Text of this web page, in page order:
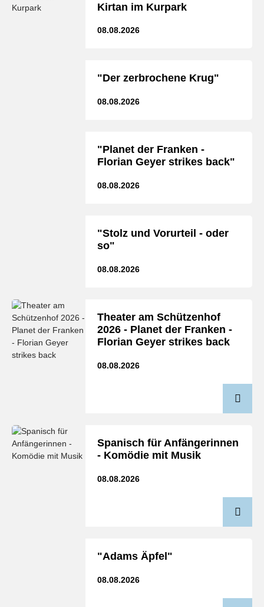
Kirtan im Kurpark
08.08.2026
"Der zerbrochene Krug"
08.08.2026
"Planet der Franken -
Florian Geyer strikes back"
08.08.2026
"Stolz und Vorurteil - oder
so"
08.08.2026
Theater am Schützenhof
2026 - Planet der Franken -
Florian Geyer strikes back
08.08.2026
Spanisch für Anfängerinnen
- Komödie mit Musik
08.08.2026
"Adams Äpfel"
08.08.2026